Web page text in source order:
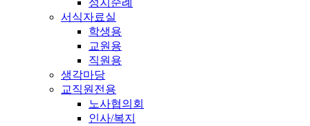
성지순례
서식자료실
학생용
교원용
직원용
생각마당
교직원전용
노사협의회
인사/복지